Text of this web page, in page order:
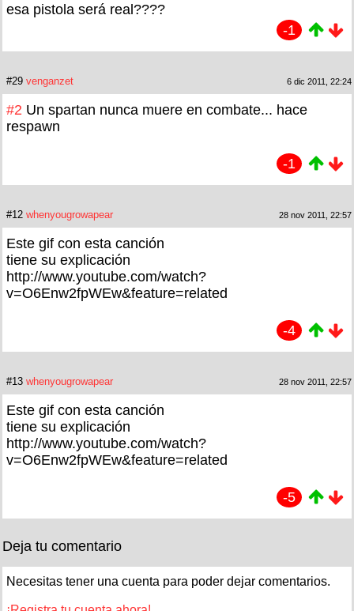
esa pistola será real????
-1
#29 venganzet 6 dic 2011, 22:24
#2 Un spartan nunca muere en combate... hace
respawn
-1
#12 whenyougrowapear 28 nov 2011, 22:57
Este gif con esta canción
tiene su explicación
http://www.youtube.com/watch?
v=O6Enw2fpWEw&feature=related
-4
#13 whenyougrowapear 28 nov 2011, 22:57
Este gif con esta canción
tiene su explicación
http://www.youtube.com/watch?
v=O6Enw2fpWEw&feature=related
-5
Deja tu comentario
Necesitas tener una cuenta para poder dejar comentarios.